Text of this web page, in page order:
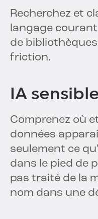
Recherchez et
langage
de
friction.
IA
Comprenez où
données
seulement ce
dans le pied de
pas traité de la
nom dans une